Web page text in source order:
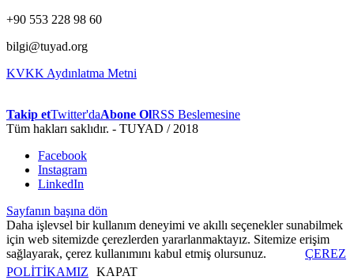
+90 553 228 98 60
bilgi@tuyad.org
KVKK Aydınlatma Metni
Takip etTwitter'daAbone OlRSS Beslemesine
Tüm hakları saklıdır. - TUYAD / 2018
Facebook
Instagram
LinkedIn
Sayfanın başına dön
Daha işlevsel bir kullanım deneyimi ve akıllı seçenekler sunabilmek
için web sitemizde çerezlerden yararlanmaktayız. Sitemize erişim
sağlayarak, çerez kullanımını kabul etmiş olursunuz.
ÇEREZ
POLİTİKAMIZ
KAPAT